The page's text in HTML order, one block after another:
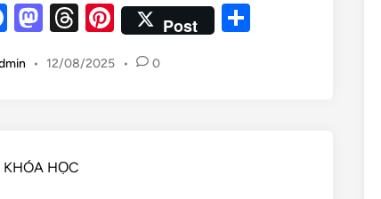
F
c
o
M
to
n
T
e
s
Pi
nt
er
Post
S
• 12/08/2025 • 0
KHÓA HỌC